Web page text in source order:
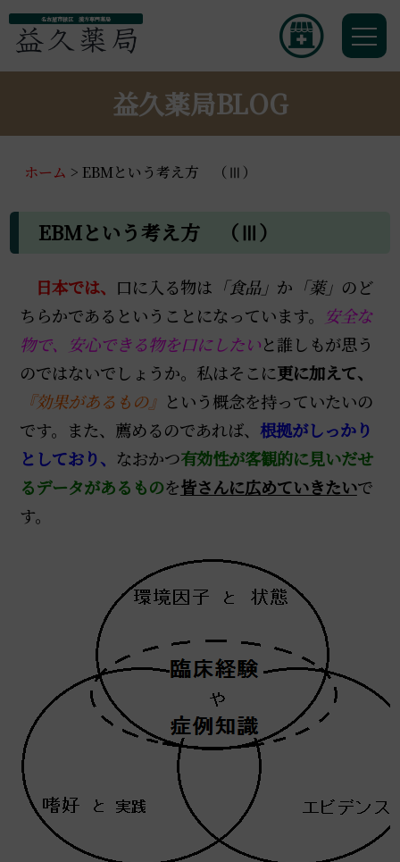
名古屋市緑区 漢方専門薬局
益久薬局BLOG
ホーム >EBMという考え方 （Ⅲ）
EBMという考え方 （Ⅲ）
日本では、 口に入る物は 「食品」 か 「薬」 のど
ちらかであるということになっています。
安全な
物で、安心できる物を口にしたいと誰しもが思う
のではないでしょうか。私はそこに更に加えて、
『効果があるもの』 という概念を持っていたいの
です。また、薦めるのであれば、 根拠がしっかり
としており、 なおかつ有効性が客観的に見いだせ
るデータがあるものを皆さんに広めていきたいで
す。